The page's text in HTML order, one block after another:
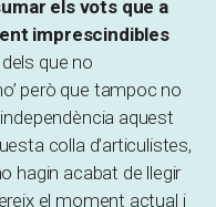
els vots que a
imprescindibles
dels que no
però que tampoc no
aquest
colla d’articulistes,
hagin acabat de llegir
el moment actual i